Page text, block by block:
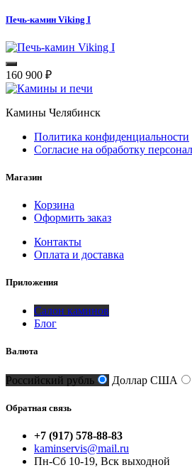
Печь-камин Viking I
160 900 ₽
Камины Челябинск
Политика конфиденциальности
Согласие на обработку
Магазин
Корзина
Оформить заказ
Контакты
Оплата и доставка
Приложения
Салон каминов
Блог
Валюта
Российский рубль Доллар США
Обратная связь
+7 (917) 578-88-83
kaminservis@mail.ru
Пн-Сб 10-19, Вск выходной